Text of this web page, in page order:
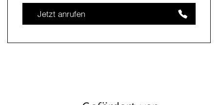
Jetzt anrufen